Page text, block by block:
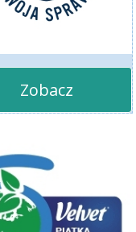
Zobacz